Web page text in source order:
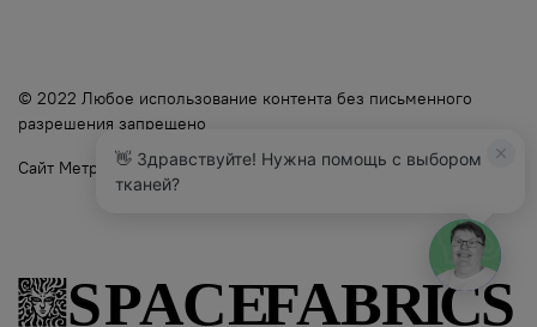
👋 Здравствуйте! Нужна помощь с выбором
тканей?
© 2022 Любое использование контента без письменного
разрешения запрещено
Сайт Метр Ткани